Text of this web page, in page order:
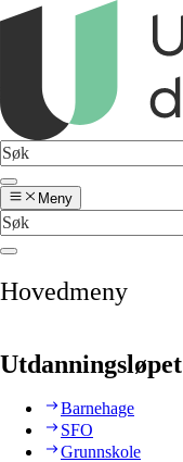
Meny
Hovedmeny
Utdanningsløpet
Barnehage
SFO
Grunnskole